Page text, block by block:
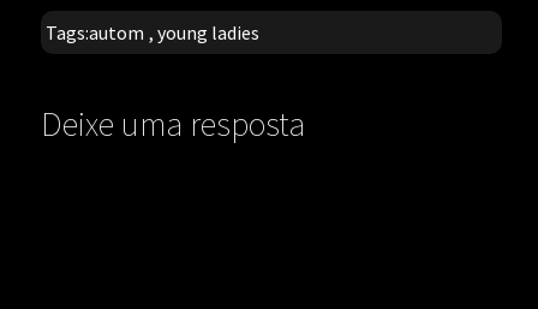
Tags:autom ,young ladies
Deixe uma resposta